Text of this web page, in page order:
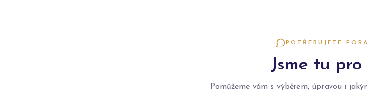
POTŘEBUJETE
Jsme tu pro
Pomůžeme vám s výběrem, úpravou i